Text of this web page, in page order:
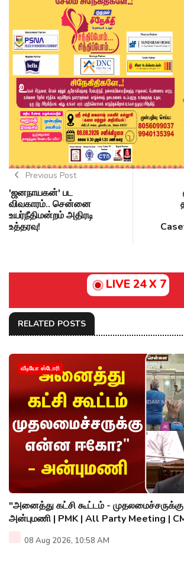
Previous Post
'ஜனநாயகன்' பட
விவகாரம்.. சென்னை
உயர்நீதிமன்றம் அதிரடி
உத்தரவு!
LIVE 24 X 7
RELATED POSTS
வீடியோ ஸ்டோரி
"அனைத்து கட்சி கூட்டம் -
அன்புமணி | PMK | All Party Meeting |
08 Aug 2026, 10:58 AM